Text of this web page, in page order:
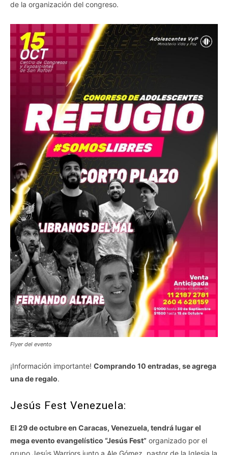
de la organización del congreso.
Flyer del evento
¡Información importante! Comprando 10 entradas, se agrega
una de regalo.
Jesús Fest Venezuela:
El 29 de octubre en Caracas, Venezuela, tendrá lugar el
mega evento evangelístico “Jesús Fest” organizado por el
grupo Jesús Warriors junto a Ale Gómez, pastor de la Iglesia la